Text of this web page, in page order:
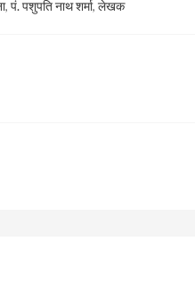
, पं. पशुपति नाथ शर्मा, लेखक